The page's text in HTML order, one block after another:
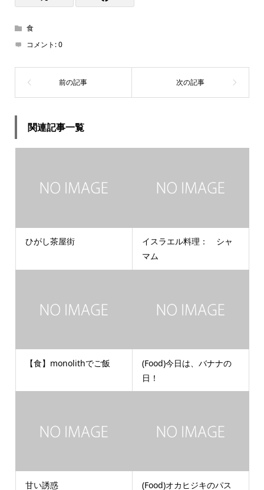
食
コメント:0
関連記事一覧
ひがし茶屋街
イスラエル料理： シャ
マム
【食】monolithでご飯
(Food)今日は、バナナの
日！
甘い誘惑
(Food)オカヒジキのパス